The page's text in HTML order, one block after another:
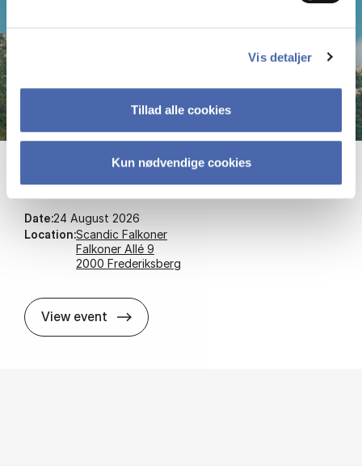
Vis detaljer
Tillad alle cookies
Kun nødvendige cookies
Cli­mate Risk and Ex­pec­ted Re­turns
Date:24 August 2026
Location:Scandic Falkoner
Falkoner Allé 9
2000 Frederiksberg
View event Cli­mate Risk and Ex­pec­ted Re­turns